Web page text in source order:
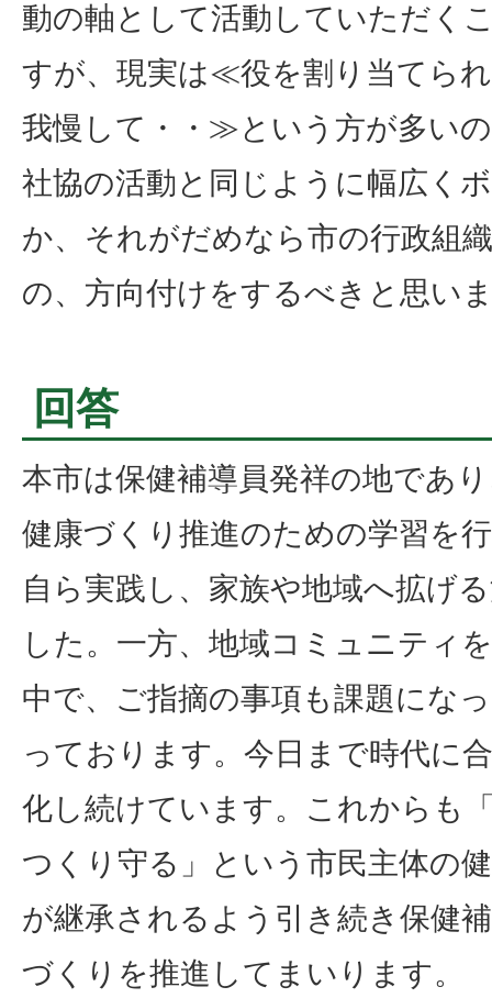
動の軸として活動していただく
すが、現実は≪役を割り当てら
我慢して・・≫という方が多い
社協の活動と同じように幅広く
か、それがだめなら市の行政組
の、方向付けをするべきと思い
回答
本市は保健補導員発祥の地であ
健康づくり推進のための学習を
自ら実践し、家族や地域へ拡げ
した。一方、地域コミュニティ
中で、ご指摘の事項も課題にな
っております。今日まで時代に
化し続けています。これからも
つくり守る」という市民主体の
が継承されるよう引き続き保健
づくりを推進してまいります。